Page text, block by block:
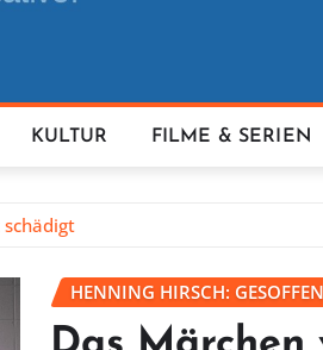
KULTUR FILME & SERIEN
HENNING HIRSCH: